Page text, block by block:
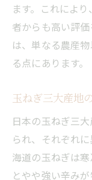
ます。これによ
者からも高い評
は、単なる農産
る点にあります。
玉ねぎ三大産地
日本の玉ねぎ三
られ、それぞれ
海道の玉ねぎは
とやや強い辛み